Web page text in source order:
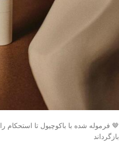
🤎 فرموله شده با باکوچیول تا
بازگرداند